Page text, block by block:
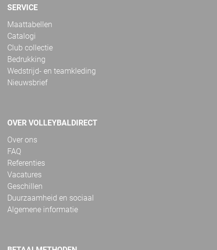
SERVICE
Maattabellen
Catalogi
Club collectie
Bedrukking
Wedstrijd- en teamkleding
Nieuwsbrief
OVER VOLLEYBALDIRECT
Over ons
FAQ
Referenties
Vacatures
Geschillen
Duurzaamheid en sociaal
Algemene informatie